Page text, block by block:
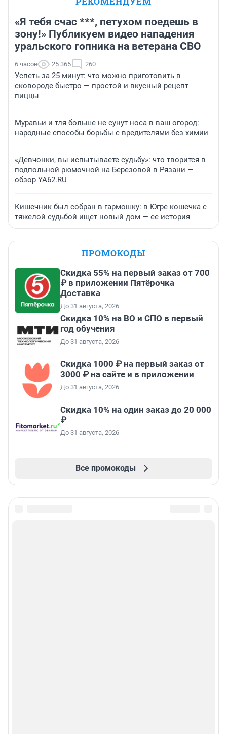
«Я тебя счас ***, петухом поедешь в
зону!» Публикуем видео нападения
уральского гопника на ветерана СВО
6 часов 25 365 260
Успеть за 25 минут: что можно приготовить в
сковороде быстро — простой и вкусный рецепт
пиццы
Муравьи и тля больше не сунут носа в ваш огород:
народные способы борьбы с вредителями без химии
«Девчонки, вы испытываете судьбу»: что творится в
подпольной рюмочной на Березовой в Рязани —
обзор YA62.RU
Кишечник был собран в гармошку: в Югре кошечка с
тяжелой судьбой ищет новый дом — ее история
ПРОМОКОДЫ
Скидка 55% на первый заказ от 700
₽ в приложении Пятёрочка
Доставка
До 31 августа, 2026
Скидка 10% на ВО и СПО в первый
год обучения
До 31 августа, 2026
Скидка 1000 ₽ на первый заказ от
3000 ₽ на сайте и в приложении
До 31 августа, 2026
Скидка 10% на один заказ до 20 000
₽
До 31 августа, 2026
Все промокоды